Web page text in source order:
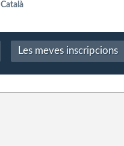
Català
Les meves inscripcions